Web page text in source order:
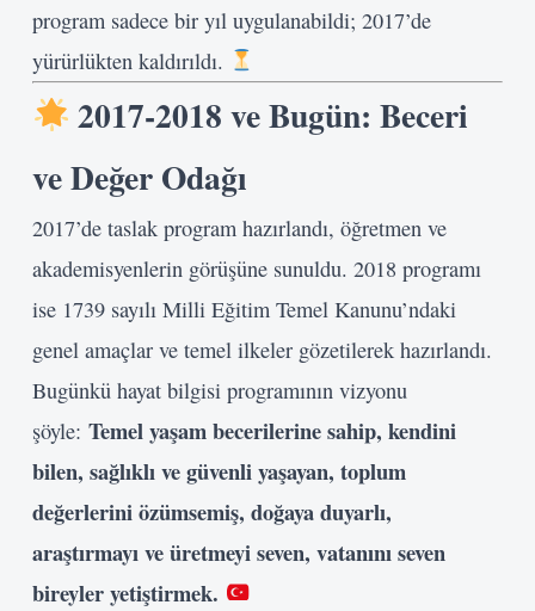
program sadece bir yıl uygulanabildi; 2017’de
yürürlükten kaldırıldı.
2017-2018 ve Bugün: Beceri
ve Değer Odağı
2017’de taslak program hazırlandı, öğretmen ve
akademisyenlerin görüşüne sunuldu. 2018 programı
ise 1739 sayılı Milli Eğitim Temel Kanunu’ndaki
genel amaçlar ve temel ilkeler gözetilerek hazırlandı.
Bugünkü hayat bilgisi programının vizyonu
şöyle: Temel yaşam becerilerine sahip, kendini
bilen, sağlıklı ve güvenli yaşayan, toplum
değerlerini özümsemiş, doğaya duyarlı,
araştırmayı ve üretmeyi seven, vatanını seven
bireyler yetiştirmek.